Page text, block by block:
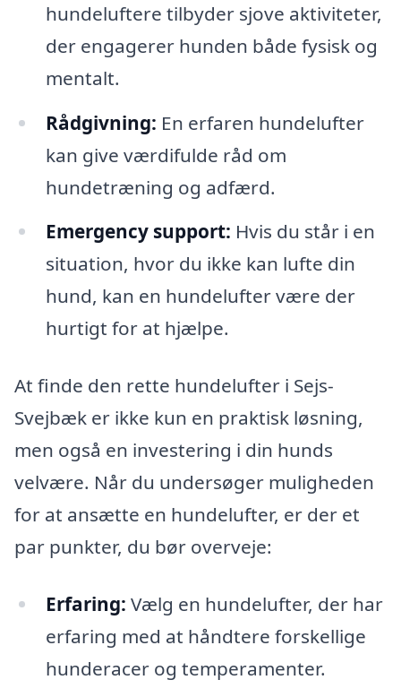
hundeluftere tilbyder sjove aktiviteter,
der engagerer hunden både fysisk og
mentalt.
Rådgivning: En erfaren hundelufter
kan give værdifulde råd om
hundetræning og adfærd.
Emergency support: Hvis du står i en
situation, hvor du ikke kan lufte din
hund, kan en hundelufter være der
hurtigt for at hjælpe.
At finde den rette hundelufter i Sejs-
Svejbæk er ikke kun en praktisk løsning,
men også en investering i din hunds
velvære. Når du undersøger muligheden
for at ansætte en hundelufter, er der et
par punkter, du bør overveje:
Erfaring: Vælg en hundelufter, der har
erfaring med at håndtere forskellige
hunderacer og temperamenter.